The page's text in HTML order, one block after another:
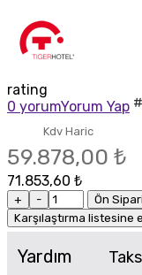
rating
0 yorumYorum Yap
Kdv Haric
59.878,00 ₺
71.853,60 ₺
+ - Ön
Karşılaştırma listesine
Yardım